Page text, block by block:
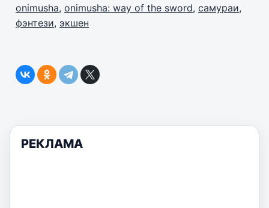
onimusha, onimusha: way of the sword, самураи,
фэнтези, экшен
РЕКЛАМА